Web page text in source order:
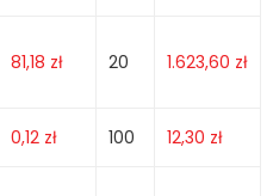
81,18 zł 20 1.623,60 zł
0,12 zł 100 12,30 zł